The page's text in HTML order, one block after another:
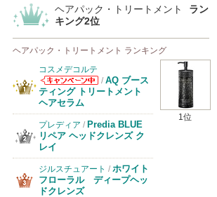
ヘアパック・トリートメント
ラン
キング2位
ヘアパック・トリートメント ランキング
1位
コスメデコルテ
コスメデコルテ
からのお知らせ
/ AQ ブース
ティング トリートメント
ヘアセラム
プレディア / Predia BLUE
リペア ヘッドクレンズ ク
レイ
ジルスチュアート / ホワイト
フローラル ディープヘッ
ドクレンズ